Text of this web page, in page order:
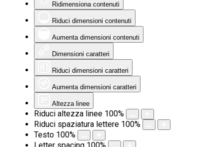
Ridimensiona contenuti
Riduci dimensioni contenuti
Aumenta dimensioni contenuti
Dimensioni caratteri
Riduci dimensioni caratteri
Aumenta dimensioni caratteri
Altezza linee
Riduci altezza linee 100%
Riduci spaziatura lettere 100%
Testo 100%